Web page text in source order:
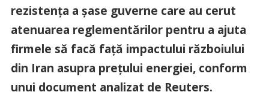
rezistenţa a şase guverne care au cerut
atenuarea reglementărilor pentru a ajuta
firmele să facă faţă impactului războiului
din Iran asupra preţului energiei, conform
unui document analizat de Reuters.